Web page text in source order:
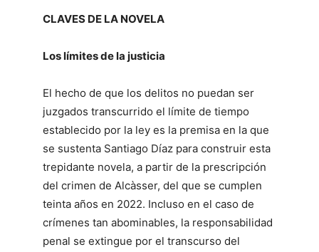
CLAVES DE LA NOVELA
Los límites de la justicia
El hecho de que los delitos no puedan ser
juzgados transcurrido el límite de tiempo
establecido por la ley es la premisa en la que
se sustenta Santiago Díaz para construir esta
trepidante novela, a partir de la prescripción
del crimen de Alcàsser, del que se cumplen
teinta años en 2022. Incluso en el caso de
crímenes tan abominables, la responsabilidad
penal se extingue por el transcurso del